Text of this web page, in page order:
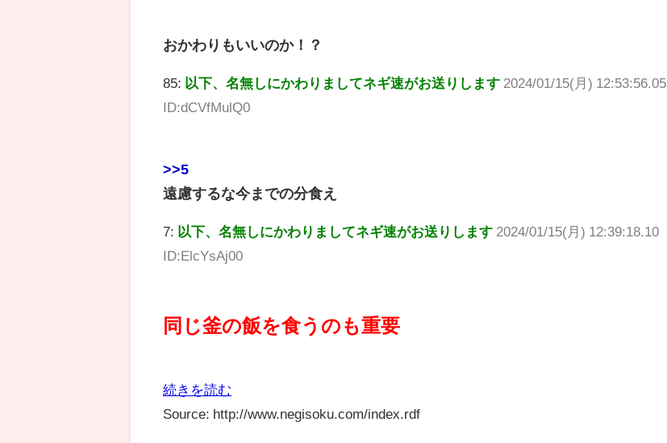
おかわりもいいのか！？
85: 以下、名無しにかわりましてネギ速がお送りします 2024/01/15(月) 12:53:56.05
ID:dCVfMulQ0
>>5
遠慮するな今までの分食え
7: 以下、名無しにかわりましてネギ速がお送りします 2024/01/15(月) 12:39:18.10
ID:ElcYsAj00
同じ釜の飯を食うのも重要
続きを読む
Source: http://www.negisoku.com/index.rdf